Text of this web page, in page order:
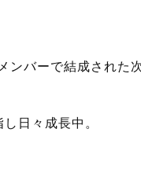
バーで結成された
日々成長中。